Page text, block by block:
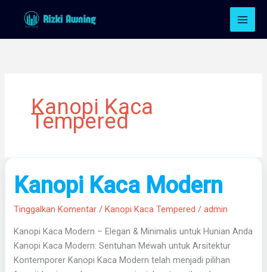
Kanopi Kaca
Tempered
Kanopi Kaca Modern
Tinggalkan Komentar /Kanopi Kaca Tempered /admin
Kanopi Kaca Modern – Elegan & Minimalis untuk Hunian Anda
Kanopi Kaca Modern: Sentuhan Mewah untuk Arsitektur
Kontemporer Kanopi Kaca Modern telah menjadi pilihan
Kanopi
Kaca
Modern